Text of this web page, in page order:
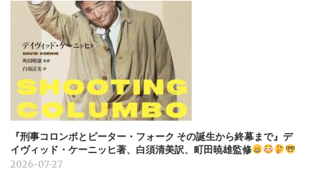
『刑事コロンボとピーター・フォーク その誕生から終幕まで』デ
イヴィッド・ケーニッヒ著、白須清美訳、町田暁雄監修
2026-07-27